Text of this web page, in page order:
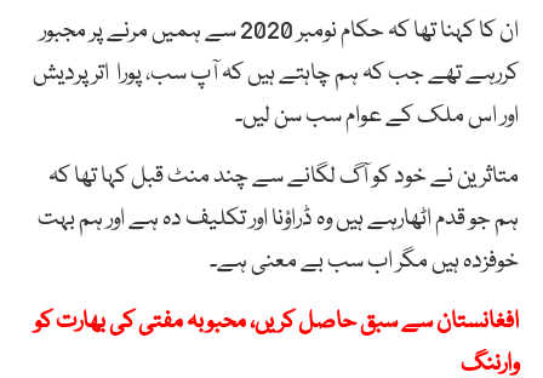
ان کا کہنا تھا کہ حکام نومبر 2020 سے ہمیں مرنے پر مجبور
کررہے تھے جب کہ ہم چاہتے ہیں کہ آپ سب، پورا اترپردیش
اور اس ملک کے عوام سب سن لیں۔
متاثرین نے خود کو آگ لگانے سے چند منٹ قبل کہا تھا کہ
ہم جو قدم اٹھارہے ہیں وہ ڈراؤنا اور تکلیف دہ ہے اور ہم بہت
خوفزدہ ہیں مگر اب سب بے معنی ہے۔
افغانستان سے سبق حاصل کریں، محبوبہ مفتی کی بھارت کو
وارننگ